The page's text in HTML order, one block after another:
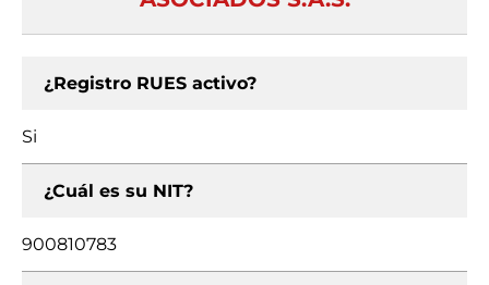
¿Registro RUES activo?
Si
¿Cuál es su NIT?
900810783